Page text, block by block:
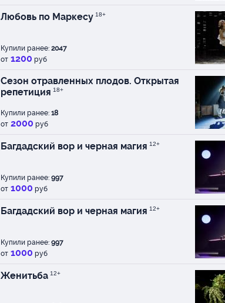
Любовь по Маркесу 18+
Купили ранее: 2047
от 1200 руб
Сезон отравленных плодов. Открытая
репетиция 18+
Купили ранее: 18
от 2000 руб
Багдадский вор и черная магия 12+
Купили ранее: 997
от 1000 руб
Багдадский вор и черная магия 12+
Купили ранее: 997
от 1000 руб
Женитьба 12+